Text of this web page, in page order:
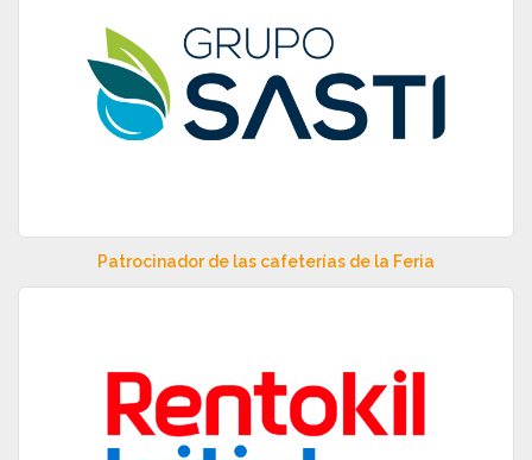
Patrocinador de las cafeterías de la Feria